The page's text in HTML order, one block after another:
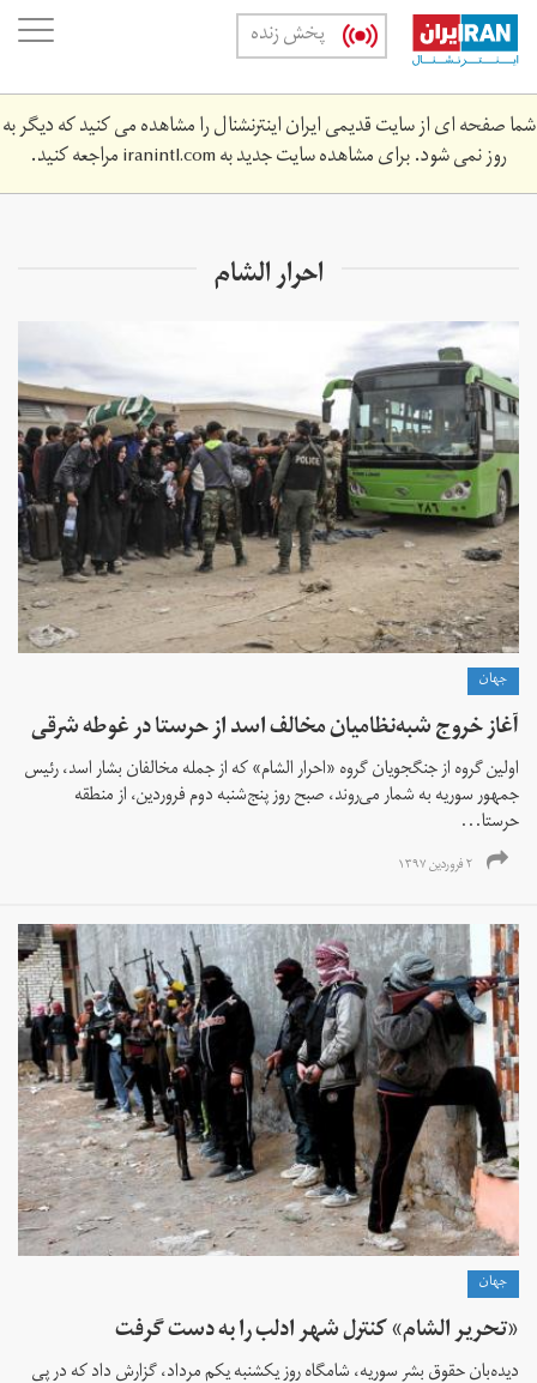
Skip
main
content
پخش زنده
شما صفحه ای از سایت قدیمی ایران اینترنشنال را مشاهده می کنید که دیگر به
روز نمی شود. برای مشاهده سایت جدید بهiranintl.comمراجعه کنید.
احرار الشام
جهان
آغاز خروج شبه‌نظامیان مخالف اسد از حرستا در غوطه شرقی
اولین گروه از جنگجویان گروه «احرار الشام» که از جمله مخالفان بشار اسد، رئیس
جمهور سوریه به شمار می‌روند، صبح روز پنج‌شنبه دوم فروردین، از منطقه
حرستا...
۲ فروردین ۱۳۹۷
جهان
«تحریر الشام» کنترل شهر ادلب را به دست گرفت
دیده‌بان حقوق بشر سوریه، شامگاه روز یکشنبه یکم مرداد، گزارش داد که در پی